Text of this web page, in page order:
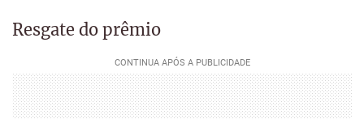
Resgate do prêmio